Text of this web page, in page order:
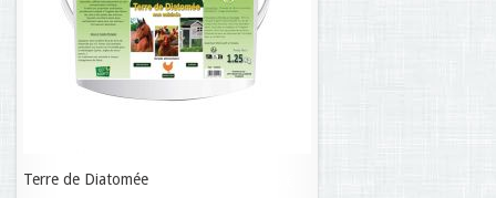
Terre de Diatomée